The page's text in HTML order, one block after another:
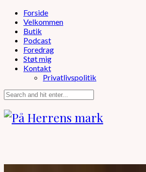
Forside
Velkommen
Butik
Podcast
Foredrag
Støt mig
Kontakt
Privatlivspolitik